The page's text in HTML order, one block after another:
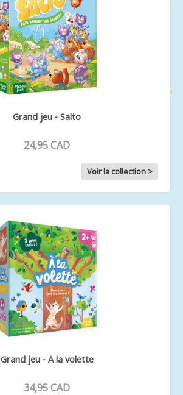
Grand jeu - Salto
24,95 CAD
Voir la collection >
Grand jeu - À la volette
34,95 CAD